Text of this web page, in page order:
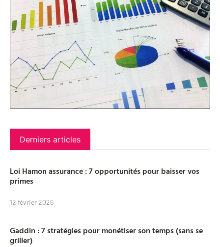
Derniers articles
Loi Hamon assurance : 7 opportunités pour baisser vos
primes
12 février 2026
Gaddin : 7 stratégies pour monétiser son temps (sans se
griller)